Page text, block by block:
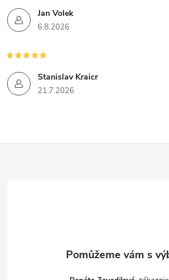
Jan Volek
6.8.2026
Stanislav Kraicr
21.7.2026